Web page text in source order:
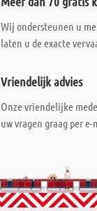
Wij ondersteunen u
laten u de exacte
Vriendelijk advies
Onze vriendelijke
uw vragen graag per